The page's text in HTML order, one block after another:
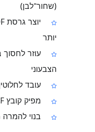
(שחור־לבן)
יותר
עוזר
הצבעוני
עובד
מפיק קובץ PDF מוכן להורדה אחרי ההמרה
בנוי